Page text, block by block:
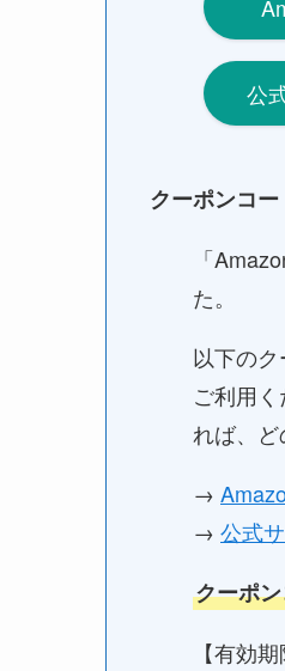
公
クーポンコー
「
た。
以下の
ご利用
れば、ど
→
→ 公式
クーポ
【有効期